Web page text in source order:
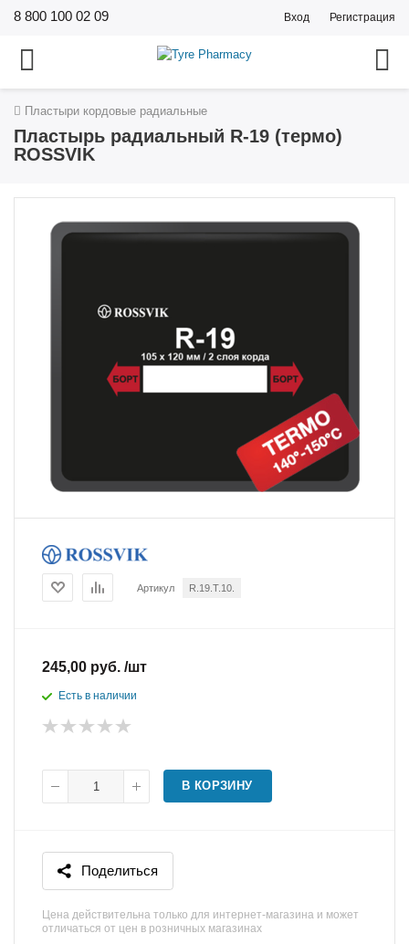
8 800 100 02 09 Вход Регистрация
Пластыри кордовые радиальные
Пластырь радиальный R-19 (термо)
ROSSVIK
Артикул R.19.T.10.
245,00 руб. /шт
Есть в наличии
В КОРЗИНУ
Поделиться
Цена действительна только для интернет-магазина и может
отличаться от цен в розничных магазинах